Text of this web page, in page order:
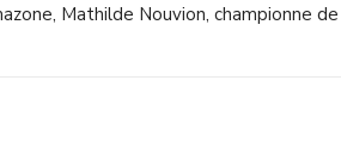
Mathilde Nouvion, championne